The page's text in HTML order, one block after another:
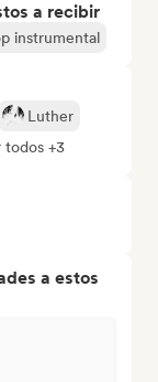
a recibir
instrumental
Luther
todos +3
a estos